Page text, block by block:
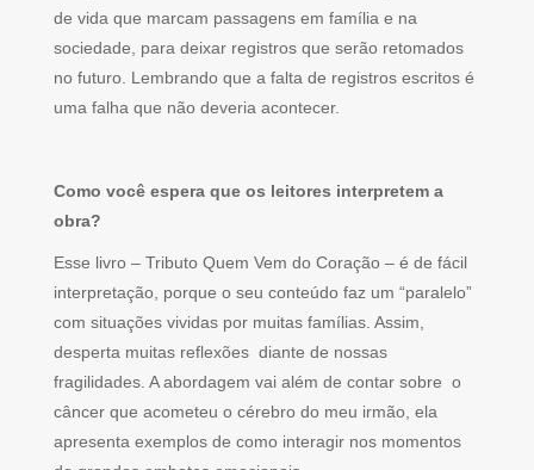
de vida que marcam passagens em família e na
sociedade, para deixar registros que serão retomados
no futuro. Lembrando que a falta de registros escritos é
uma falha que não deveria acontecer.
Como você espera que os leitores interpretem a
obra?
Esse livro – Tributo Quem Vem do Coração – é de fácil
interpretação, porque o seu conteúdo faz um “paralelo”
com situações vividas por muitas famílias. Assim,
desperta muitas reflexões diante de nossas
fragilidades. A abordagem vai além de contar sobre o
câncer que acometeu o cérebro do meu irmão, ela
apresenta exemplos de como interagir nos momentos